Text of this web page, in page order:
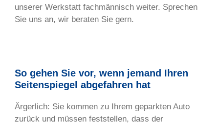
unserer Werkstatt fachmännisch weiter. Sprechen
Sie uns an, wir beraten Sie gern.
So gehen Sie vor, wenn jemand Ihren
Seitenspiegel abgefahren hat
Ärgerlich: Sie kommen zu Ihrem geparkten Auto
zurück und müssen feststellen, dass der